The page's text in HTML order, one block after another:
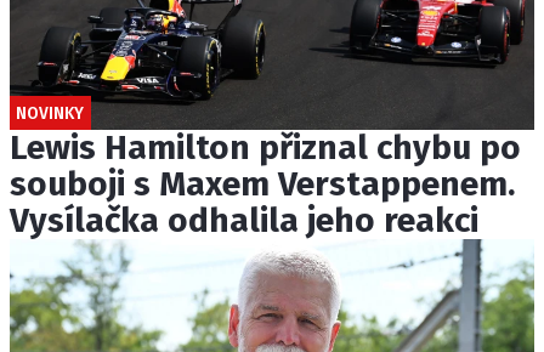
NOVINKY
Lewis Hamilton přiznal chybu po
souboji s Maxem Verstappenem.
Vysílačka odhalila jeho reakci